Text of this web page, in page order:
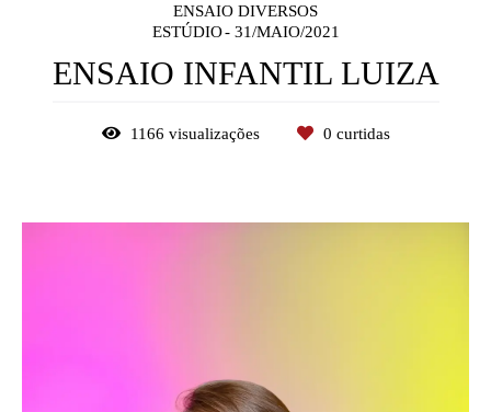
ENSAIO DIVERSOS
ESTÚDIO
31/MAIO/2021
ENSAIO INFANTIL LUIZA
1166 visualizações 0 curtidas